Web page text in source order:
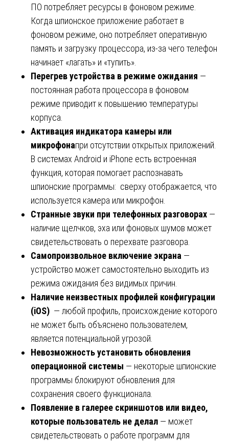
ПО потребляет ресурсы в фоновом режиме.
Когда шпионское приложение работает в
фоновом режиме, оно потребляет оперативную
память и загрузку процессора, из-за чего телефон
начинает «лагать» и «тупить».
Перегрев устройства в режиме ожидания —
постоянная работа процессора в фоновом
режиме приводит к повышению температуры
корпуса.
Активация индикатора камеры или
микрофонапри отсутствии открытых приложений.
В системах Android и iPhone есть встроенная
функция, которая помогает распознавать
шпионские программы: сверху отображается, что
используется камера или микрофон.
Странные звуки при телефонных разговорах —
наличие щелчков, эха или фоновых шумов может
свидетельствовать о перехвате разговора.
Самопроизвольное включение экрана —
устройство может самостоятельно выходить из
режима ожидания без видимых причин.
Наличие неизвестных профилей конфигурации
(iOS) — любой профиль, происхождение которого
не может быть объяснено пользователем,
является потенциальной угрозой.
Невозможность установить обновления
операционной системы — некоторые шпионские
программы блокируют обновления для
сохранения своего функционала.
Появление в галерее скриншотов или видео,
которые пользователь не делал — может
свидетельствовать о работе программ для